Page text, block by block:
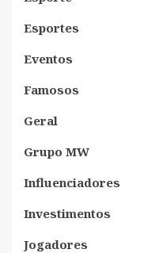
Esportes
Eventos
Famosos
Geral
Grupo MW
Influenciadores
Investimentos
Jogadores